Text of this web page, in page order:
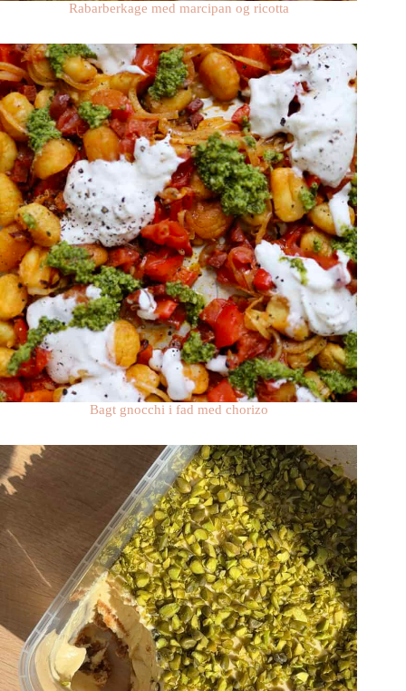
Rabarberkage med marcipan og ricotta
Bagt gnocchi i fad med chorizo